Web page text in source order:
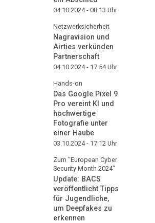
04.10.2024 - 08:13 Uhr
Netzwerksicherheit
Nagravision und
Airties verkünden
Partnerschaft
04.10.2024 - 17:54Uhr
Hands-on
Das Google Pixel 9
Pro vereint KI und
hochwertige
Fotografie unter
einer Haube
03.10.2024 - 17:12 Uhr
Zum "European Cyber
Security Month 2024"
Update: BACS
veröffentlicht Tipps
für Jugendliche,
um Deepfakes zu
erkennen